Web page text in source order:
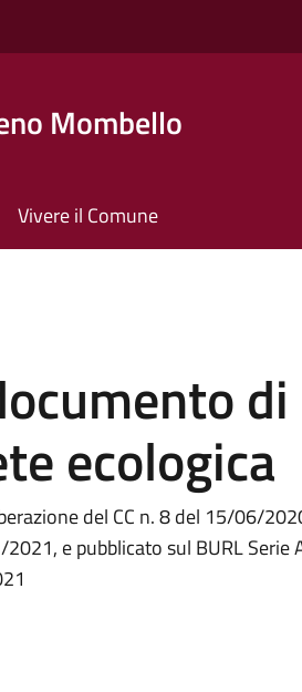
Mombello
Vivere il Comune
ecologica
del CC n. 8 del 15/06/
e pubblicato sul BURL Serie